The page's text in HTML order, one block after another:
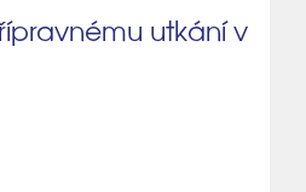
utkání v